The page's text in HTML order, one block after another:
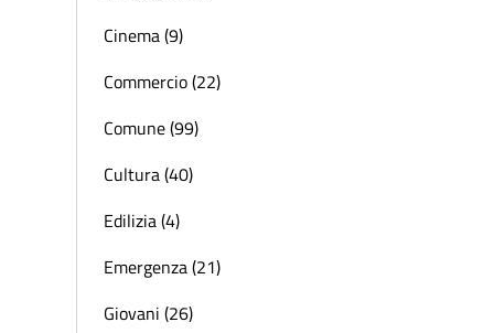
Cinema (9)
Commercio (22)
Comune (99)
Cultura (40)
Edilizia (4)
Emergenza (21)
Giovani (26)